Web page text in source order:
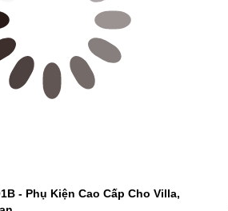
- Phụ Kiện Cao Cấp Cho Villa,